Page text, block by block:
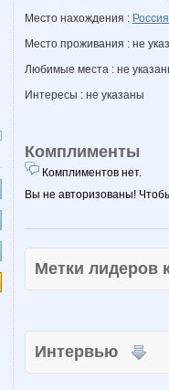
Место нахождения : Россия
Место проживания : не
Любимые места : не
Интересы : не указаны
Комплименты
Комплиментов нет.
Вы не авторизованы!
Метки
Интервью